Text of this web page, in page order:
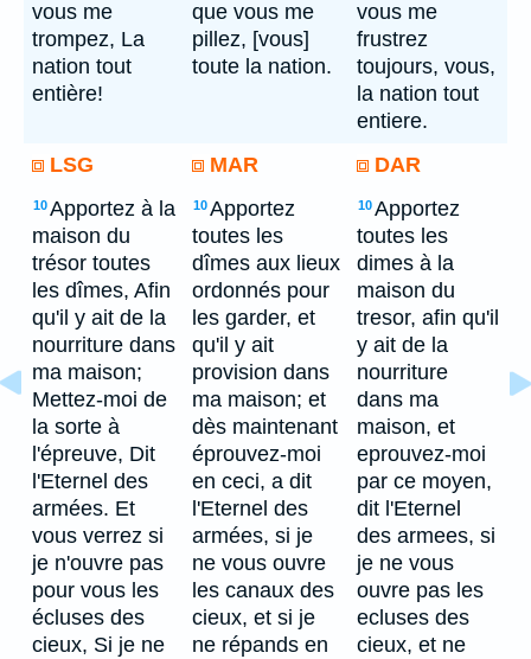
vous me
trompez, La
nation tout
entière!
que vous me
pillez, [vous]
toute la nation.
vous me
frustrez
toujours, vous,
la nation tout
entiere.
LSG
MAR DAR
10Apportez à la
maison du
trésor toutes
les dîmes, Afin
qu'il y ait de la
nourriture dans
ma maison;
Mettez-moi de
la sorte à
l'épreuve, Dit
l'Eternel des
armées. Et
vous verrez si
je n'ouvre pas
pour vous les
écluses des
cieux, Si je ne
10Apportez
toutes les
dîmes aux lieux
ordonnés pour
les garder, et
qu'il y ait
provision dans
ma maison; et
dès maintenant
éprouvez-moi
en ceci, a dit
l'Eternel des
armées, si je
ne vous ouvre
les canaux des
cieux, et si je
ne répands en
10Apportez
toutes les
dimes à la
maison du
tresor, afin qu'il
y ait de la
nourriture
dans ma
maison, et
eprouvez-moi
par ce moyen,
dit l'Eternel
des armees, si
je ne vous
ouvre pas les
ecluses des
cieux, et ne